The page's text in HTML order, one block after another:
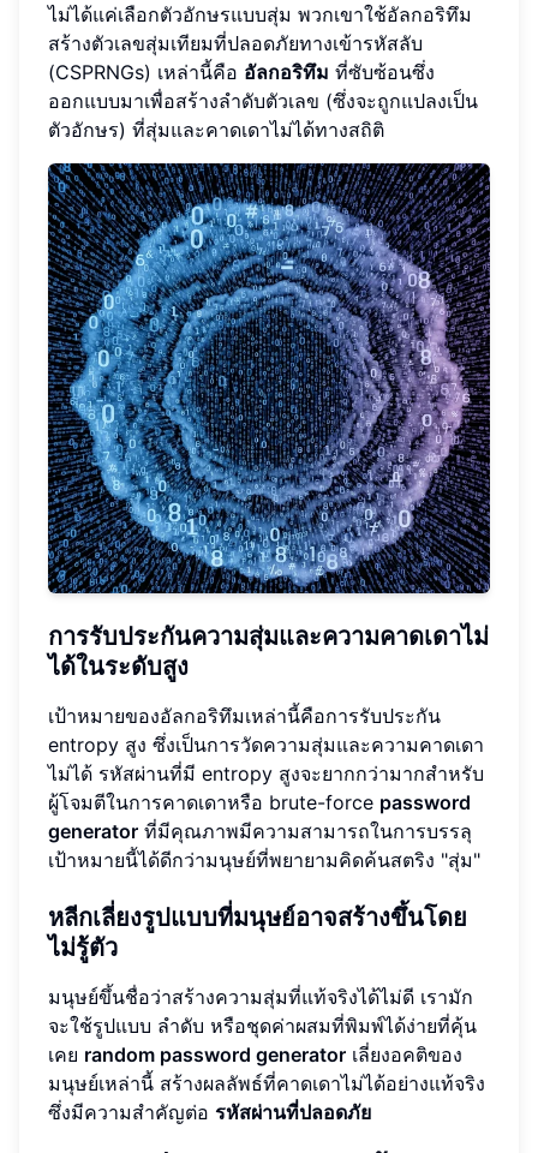
ไม่ได้แค่เลือกตัวอักษรแบบสุ่ม พวกเขาใช้อัลกอริทึม
สร้างตัวเลขสุ่มเทียมที่ปลอดภัยทางเข้ารหัสลับ
(CSPRNGs) เหล่านี้คือ อัลกอริทึม ที่ซับซ้อนซึ่ง
ออกแบบมาเพื่อสร้างลำดับตัวเลข (ซึ่งจะถูกแปลงเป็น
ตัวอักษร) ที่สุ่มและคาดเดาไม่ได้ทางสถิติ
การรับประกันความสุ่มและความคาดเดาไม่
ได้ในระดับสูง
เป้าหมายของอัลกอริทึมเหล่านี้คือการรับประกัน
entropy สูง ซึ่งเป็นการวัดความสุ่มและความคาดเดา
ไม่ได้ รหัสผ่านที่มี entropy สูงจะยากกว่ามากสำหรับ
ผู้โจมตีในการคาดเดาหรือ brute-force password
generator ที่มีคุณภาพมีความสามารถในการบรรลุ
เป้าหมายนี้ได้ดีกว่ามนุษย์ที่พยายามคิดค้นสตริง "สุ่ม"
หลีกเลี่ยงรูปแบบที่มนุษย์อาจสร้างขึ้นโดย
ไม่รู้ตัว
มนุษย์ขึ้นชื่อว่าสร้างความสุ่มที่แท้จริงได้ไม่ดี เรามัก
จะใช้รูปแบบ ลำดับ หรือชุดค่าผสมที่พิมพ์ได้ง่ายที่คุ้น
เคย random password generator เลี่ยงอคติของ
มนุษย์เหล่านี้ สร้างผลลัพธ์ที่คาดเดาไม่ได้อย่างแท้จริง
ซึ่งมีความสำคัญต่อ รหัสผ่านที่ปลอดภัย